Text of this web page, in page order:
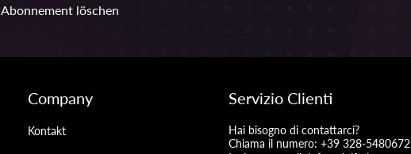
Abonnement löschen
Company
Kontakt
Servizio Clienti
Hai bisogno di contattarci?
Chiama il numero: +39 328-5480672